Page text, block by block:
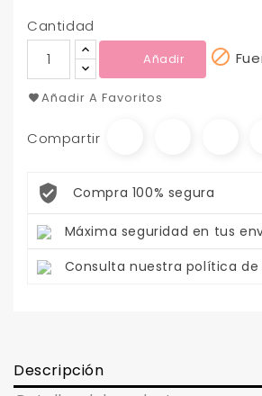
Cantidad
Añadir 
Añadir A Favoritos
Compartir
Compra 100% segura
Máxima seguridad en tus
Consulta nuestra política de
Descripción